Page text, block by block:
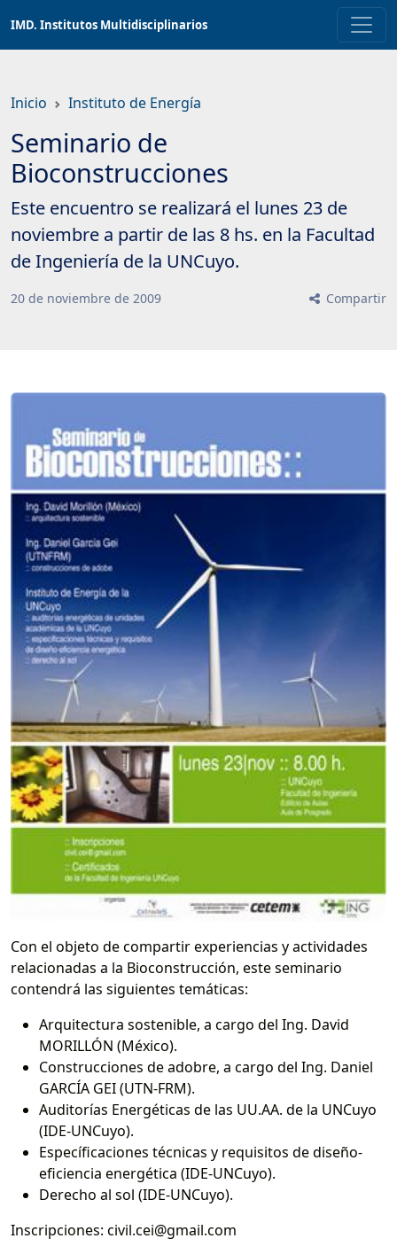
contenido
IMD. Institutos Multidisciplinarios
Inicio Instituto de Energía
Seminario de
Bioconstrucciones
Este encuentro se realizará el lunes 23 de
noviembre a partir de las 8 hs. en la Facultad
de Ingeniería de la UNCuyo.
20 de noviembre de 2009 Compartir
Con el objeto de compartir experiencias y actividades
relacionadas a la Bioconstrucción, este seminario
contendrá las siguientes temáticas:
Arquitectura sostenible, a cargo del Ing. David
MORILLÓN (México).
Construcciones de adobre, a cargo del Ing. Daniel
GARCÍA GEI (UTN-FRM).
Auditorías Energéticas de las UU.AA. de la UNCuyo
(IDE-UNCuyo).
Específicaciones técnicas y requisitos de diseño-
eficiencia energética (IDE-UNCuyo).
Derecho al sol (IDE-UNCuyo).
Inscripciones: civil.cei@gmail.com